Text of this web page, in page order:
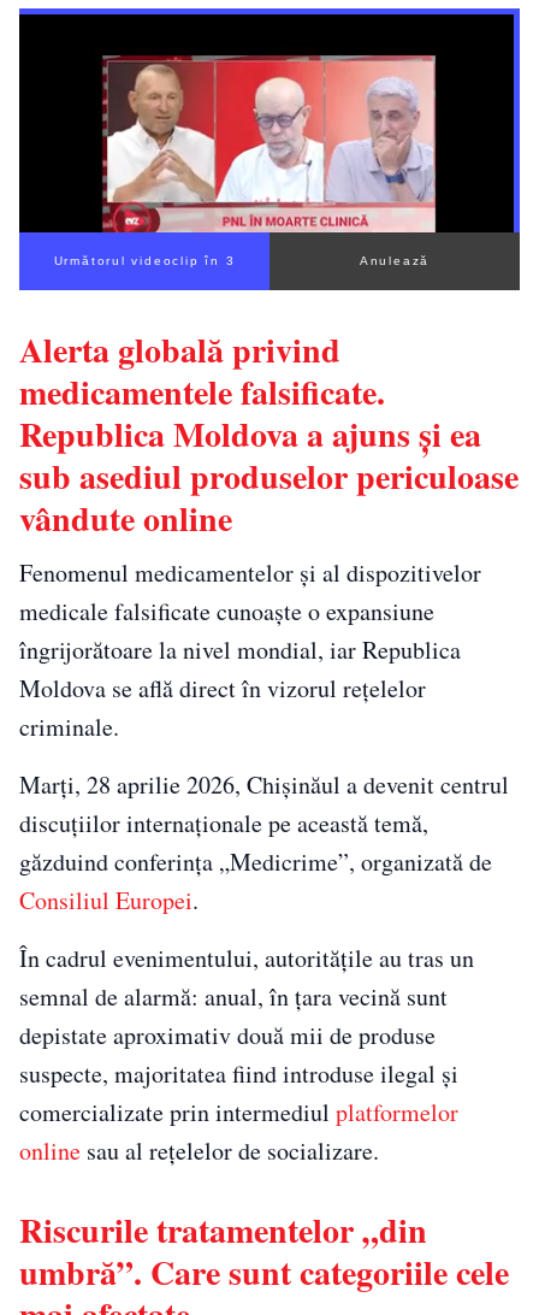
Următorul videoclip în 2 Anulează
Alerta globală privind
medicamentele falsificate.
Republica Moldova a ajuns și ea
sub asediul produselor periculoase
vândute online
Fenomenul medicamentelor și al dispozitivelor
medicale falsificate cunoaște o expansiune
îngrijorătoare la nivel mondial, iar Republica
Moldova se află direct în vizorul rețelelor
criminale.
Marți, 28 aprilie 2026, Chișinăul a devenit centrul
discuțiilor internaționale pe această temă,
găzduind conferința „Medicrime”, organizată de
Consiliul Europei.
În cadrul evenimentului, autoritățile au tras un
semnal de alarmă: anual, în țara vecină sunt
depistate aproximativ două mii de produse
suspecte, majoritatea fiind introduse ilegal și
comercializate prin intermediul platformelor
online sau al rețelelor de socializare.
Riscurile tratamentelor „din
umbră”. Care sunt categoriile cele